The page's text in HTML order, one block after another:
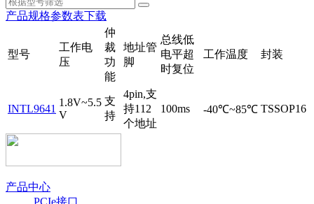
产品规格参数表下载
型号
工作电
压
仲
裁
功
能
地址管
脚
总线低
电平超
时复位
工作温度 封装
INTL9641
1.8V~5.5
V
支
持
4pin,支
持112
个地址
100ms -40℃~85℃ TSSOP16
产品中心
PCIe接口